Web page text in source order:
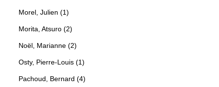
Morel, Julien (1)
Morita, Atsuro (2)
Noël, Marianne (2)
Osty, Pierre-Louis (1)
Pachoud, Bernard (4)